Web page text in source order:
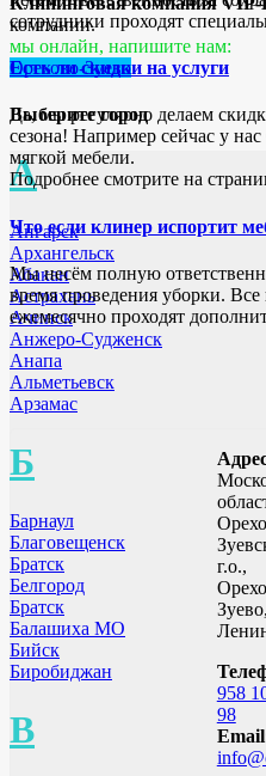
компании.
мы онлайн, напишите нам:
Орехово-Зуево
Выберите город
А
Ангарск
Архангельск
Абакан
Астрахань
Ачинск
Анжеро-Судженск
Анапа
Альметьевск
Арзамас
Б
Барнаул
Благовещенск
Братск
Белгород
Братск
Балашиха МО
Бийск
Биробиджан
В
сотрудники проходят
Есть ли скидки на услуги
Да, мы регулярно делаем
сезона! Например сейчас у
мягкой мебели.
Подробнее смотрите на
Что если клинер испортит
Мы несём полную
время проведения уборки.
ежемесячно проходят
г.о.,
958
98